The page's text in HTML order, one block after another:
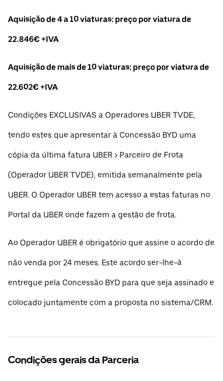
Aquisição de 4 a 10 viaturas: preço por viatura de
22.846€ +IVA
Aquisição de mais de 10 viaturas: preço por viatura de
22.602€ +IVA
Condições EXCLUSIVAS a Operadores UBER TVDE,
tendo estes que apresentar à Concessão BYD uma
cópia da última fatura UBER > Parceiro de Frota
(Operador UBER TVDE), emitida semanalmente pela
UBER. O Operador UBER tem acesso a estas faturas no
Portal da UBER onde fazem a gestão de frota.
Ao Operador UBER é obrigatório que assine o acordo de
não venda por 24 meses. Este acordo ser-lhe-á
entregue pela Concessão BYD para que seja assinado e
colocado juntamente com a proposta no sistema/CRM.
Condições gerais da Parceria